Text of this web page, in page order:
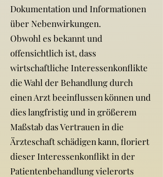
Dokumentation und Informationen
über Nebenwirkungen.
Obwohl es bekannt und
offensichtlich ist, dass
wirtschaftliche Interessenkonflikte
die Wahl der Behandlung durch
einen Arzt beeinflussen können und
dies langfristig und in größerem
Maßstab das Vertrauen in die
Ärzteschaft schädigen kann, floriert
dieser Interessenkonflikt in der
Patientenbehandlung vielerorts